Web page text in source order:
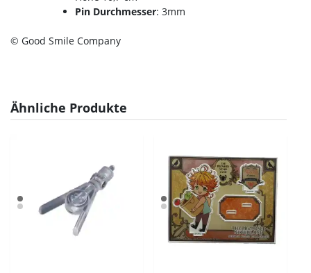
Pin Durchmesser: 3mm
© Good Smile Company
Ähnliche Produkte